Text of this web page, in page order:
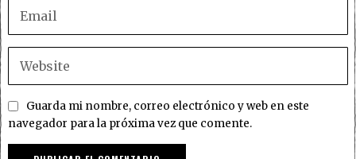
Guarda mi nombre, correo electrónico y web en este
navegador para la próxima vez que comente.